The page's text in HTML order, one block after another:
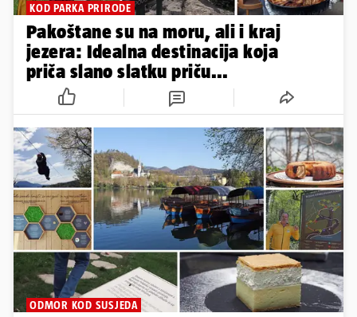
KOD PARKA PRIRODE
Pakoštane su na moru, ali i kraj
jezera: Idealna destinacija koja
priča slano slatku priču...
ODMOR KOD SUSJEDA